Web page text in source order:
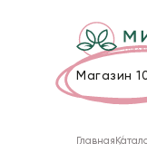
Магазин
Главная